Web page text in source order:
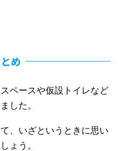
め
ペースや仮設トイレなど
した。
、いざというときに思い
ょう。